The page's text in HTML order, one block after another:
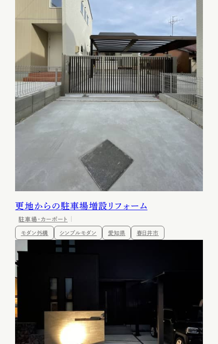
更地からの駐車場増設リフォーム
駐車場・カーポート
モダン外構 シンプルモダン 愛知県 春日井市